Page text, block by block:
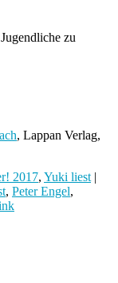
zu
, Lappan Verlag,
2017, Yuki liest |
, Peter Engel,